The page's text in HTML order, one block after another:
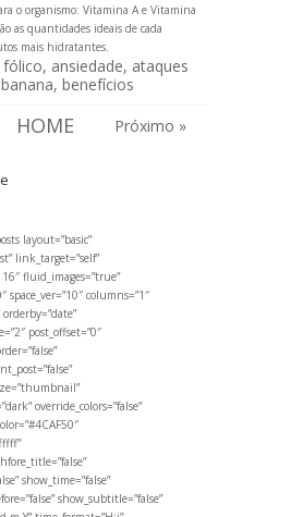
o organismo: Vitamina Ae Vitamina
as quantidades ideais de cada
mais hidratantes.
fólico, ansiedade, ataques
banana, benefícios
HOME Próximo »
layout=”basic”
link_target=”self”
fluid_images=”true”
space_ver=”10″ columns=”1″
orderby=”date”
post_offset=”0″
override_colors=”false”
show_time=”false”
show_subtitle=”false”